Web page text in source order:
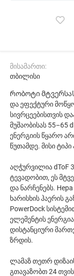
მისამართი:
თბილისი
Რობოტი
და ეფექტური
სივრცეებისთვის
მუშაობისას 55–65
ენერგიის წყარო
წუთამდე. მისი
აღჭურვილია dToF
ტევადობით, ეს
და ნარჩენებს.
ხარისხის ჰაერის
PowerDock
ელემენტის
დისტანციური
ზრდის.
ლამაზ თეთრ
გთავაზობთ 24